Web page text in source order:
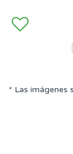
* Las imágenes